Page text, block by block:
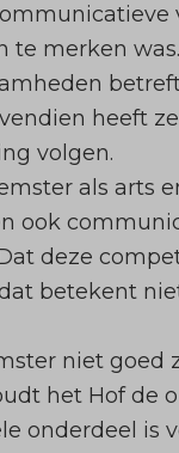
te merken
heeft
volgen.
als arts
ook
deze
betekent
niet goed
het Hof de
onderdeel is